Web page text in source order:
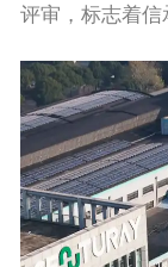
评审，标志着信